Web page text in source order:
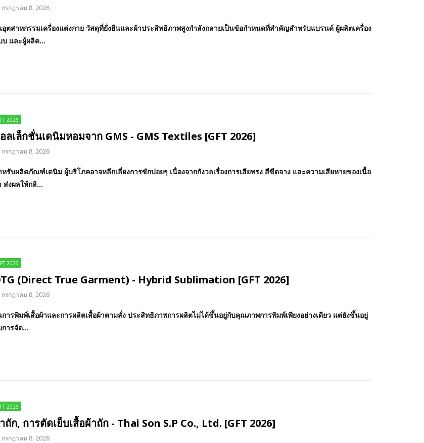
กรกฎาคม 8, 2026
อุตสาหกรรมเครื่องแต่งกาย วัสดุที่ยั่งยืนและผ้าประสิทธิภาพสูงกำลังกลายเป็นข้อกำหนดที่สำคัญสำหรับแบรนด์ ผู้ผลิตเครื่อง
บ และผู้ผลิต...
2026
ลเล็กชั่นเดนิมหอมจาก GMS - GMS Textiles [GFT 2026]
กรกฎาคม 8, 2026
หรับผลิตภัณฑ์เดนิม ผู้บริโภคอาจหลีกเลี่ยงการซักบ่อยๆ เนื่องจากกังวลเรื่องการเสียทรง สีซีดจาง และความเสียหายของเนื้อ
ส่งผลให้กลิ...
2026
(Direct True Garment) - Hybrid Sublimation [GFT 2026]
กรกฎาคม 8, 2026
การพิมพ์เสื้อผ้าและการผลิตเสื้อผ้าตามสั่ง ประสิทธิภาพการผลิตไม่ได้ขึ้นอยู่กับคุณภาพการพิมพ์เพียงอย่างเดียว แต่ยังขึ้นอยู่
การจัด...
2026
ถัก, การตัดเย็บเสื้อผ้าถัก - Thai Son S.P Co., Ltd. [GFT 2026]
กรกฎาคม 8, 2026